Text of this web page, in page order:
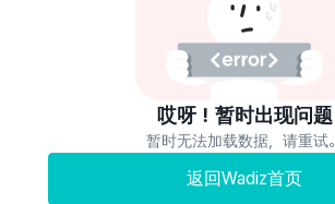
哎呀！暂时出现问题
暂时无法加载数据，请重试。
返回Wadiz首页